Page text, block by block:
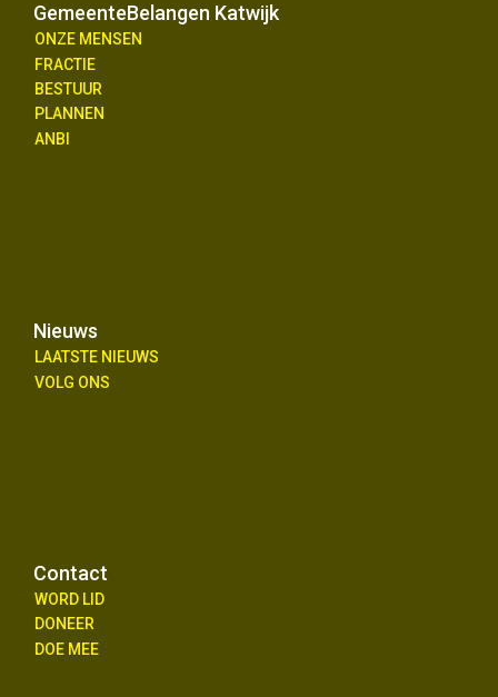
GemeenteBelangen Katwijk
ONZE MENSEN
FRACTIE
BESTUUR
PLANNEN
ANBI
Nieuws
LAATSTE NIEUWS
VOLG ONS
Contact
WORD LID
DONEER
DOE MEE